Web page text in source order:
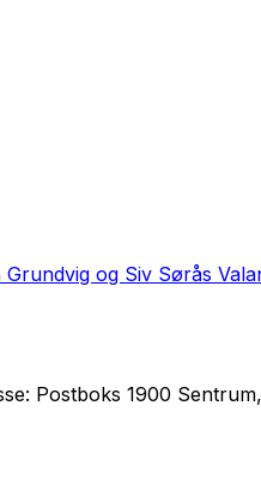
og Siv Sørås
Postboks 1900